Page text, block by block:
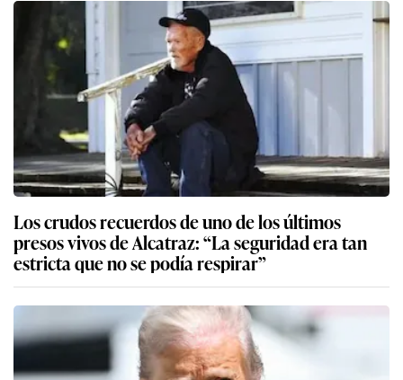
Los crudos recuerdos de uno de los últimos
presos vivos de Alcatraz: “La seguridad era tan
estricta que no se podía respirar”